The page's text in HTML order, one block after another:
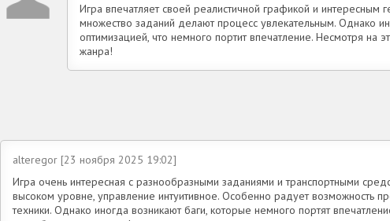
Игра впечатляет своей реалистичной графикой и интересным
множество заданий делают процесс увлекательным. Однако
оптимизацией, что немного портит впечатление. Несмотря на
жанра!
alteregor [23 ноября 2025 19:02]
Игра очень интересная с разнообразными заданиями и транспортными
высоком уровне, управление интуитивное. Особенно радует возможность
техники. Однако иногда возникают баги, которые немного портят